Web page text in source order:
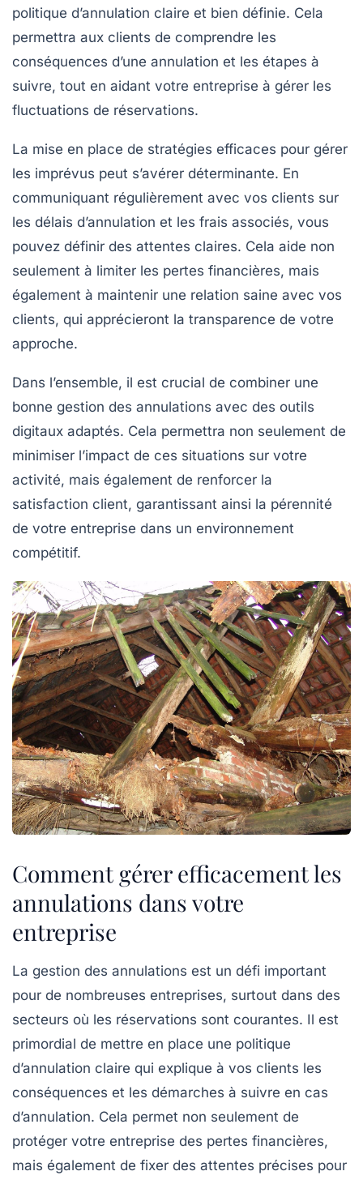
politique d’annulation claire et bien définie. Cela
permettra aux clients de comprendre les
conséquences d’une annulation et les étapes à
suivre, tout en aidant votre entreprise à gérer les
fluctuations de réservations.
La mise en place de stratégies efficaces pour gérer
les imprévus peut s’avérer déterminante. En
communiquant régulièrement avec vos clients sur
les délais d’annulation et les frais associés, vous
pouvez définir des attentes claires. Cela aide non
seulement à limiter les pertes financières, mais
également à maintenir une relation saine avec vos
clients, qui apprécieront la transparence de votre
approche.
Dans l’ensemble, il est crucial de combiner une
bonne gestion des annulations avec des outils
digitaux adaptés. Cela permettra non seulement de
minimiser l’impact de ces situations sur votre
activité, mais également de renforcer la
satisfaction client, garantissant ainsi la pérennité
de votre entreprise dans un environnement
compétitif.
Comment gérer efficacement les
annulations dans votre
entreprise
La gestion des annulations est un défi important
pour de nombreuses entreprises, surtout dans des
secteurs où les réservations sont courantes. Il est
primordial de mettre en place une politique
d’annulation claire qui explique à vos clients les
conséquences et les démarches à suivre en cas
d’annulation. Cela permet non seulement de
protéger votre entreprise des pertes financières,
mais également de fixer des attentes précises pour